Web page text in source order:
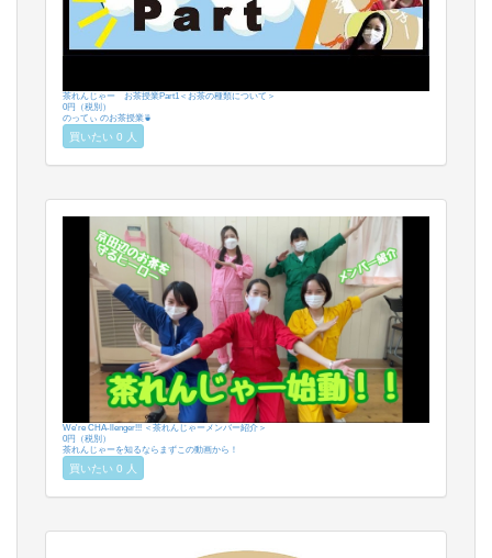
茶れんじゃー お茶授業Part1＜お茶の種類について＞
0円（税別）
のってぃ のお茶授業🍵
買いたい 0 人
We're CHA-llenger!!! ＜茶れんじゃーメンバー紹介＞
0円（税別）
茶れんじゃーを知るならまずこの動画から！
買いたい 0 人